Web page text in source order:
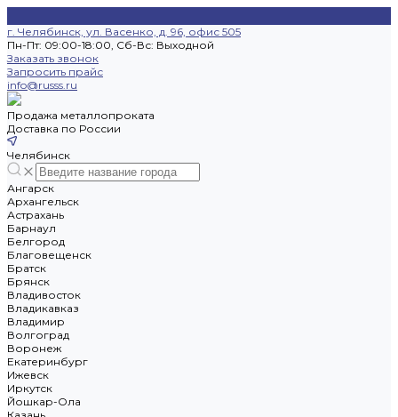
г. Челябинск, ул. Васенко, д. 96, офис 505
Пн-Пт: 09:00-18:00, Cб-Вс: Выходной
Заказать звонок
Запросить прайс
info@russs.ru
Продажа металлопроката
Доставка по России
Челябинск
Ангарск
Архангельск
Астрахань
Барнаул
Белгород
Благовещенск
Братск
Брянск
Владивосток
Владикавказ
Владимир
Волгоград
Воронеж
Екатеринбург
Ижевск
Иркутск
Йошкар-Ола